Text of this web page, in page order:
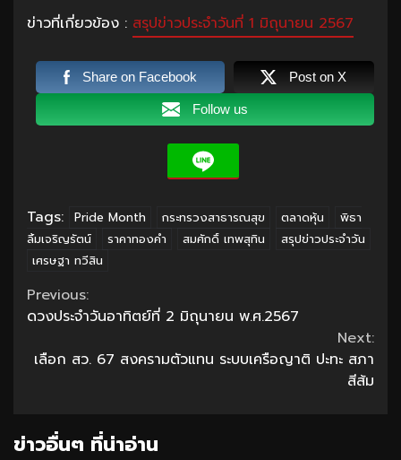
ข่าวที่เกี่ยวข้อง : สรุปข่าวประจำวันที่ 1 มิถุนายน 2567
Share on Facebook Post on X
Follow us
Tags: Pride Month กระทรวงสาธารณสุข ตลาดหุ้น
พิธา
ลิ้มเจริญรัตน์
ราคาทองคำ สมศักดิ์ เทพสุทิน
สรุปข่าวประจำวัน
เศรษฐา ทวีสิน
Continue
Reading
Previous:
ดวงประจำวันอาทิตย์ที่ 2 มิถุนายน พ.ศ.2567
Next:
เลือก สว. 67 สงครามตัวแทน ระบบเครือญาติ ปะทะ สภา
สีส้ม
ข่าวอื่นๆ ที่น่าอ่าน